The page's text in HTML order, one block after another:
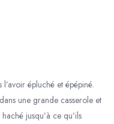
épluché et épépiné.
une grande casserole et
jusqu’à ce qu’ils